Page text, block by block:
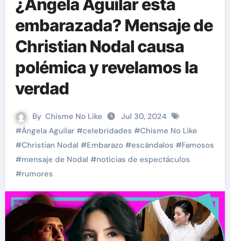
¿Ángela Aguilar está
embarazada? Mensaje de
Christian Nodal causa
polémica y revelamos la
verdad
By Chisme No Like
Jul 30, 2024
#Ángela Aguilar#celebridades #Chisme No Like
#Christian Nodal #Embarazo#escándalos #Famosos
#mensaje de Nodal #noticias de espectáculos
#rumores